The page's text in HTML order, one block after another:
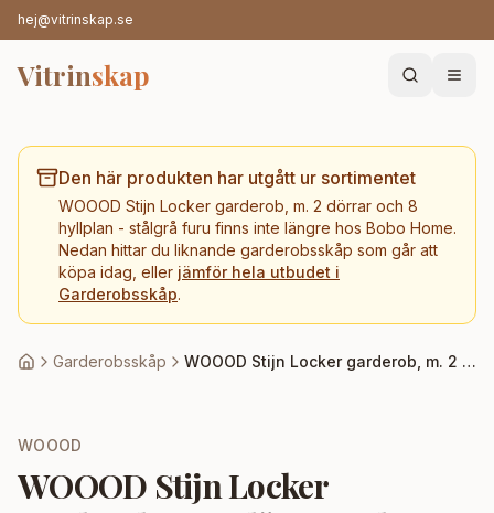
hej@vitrinskap.se
Vitrinskap
Den här produkten har utgått ur sortimentet
WOOOD Stijn Locker garderob, m. 2 dörrar och 8
hyllplan - stålgrå furu finns inte längre hos Bobo Home.
Nedan hittar du liknande garderobsskåp som går att
köpa idag, eller jämför hela utbudet i
Garderobsskåp.
Garderobsskåp WOOOD Stijn Locker garderob, m. 2 dörrar och 8 hyllplan - stålgrå furu
WOOOD
WOOOD Stijn Locker